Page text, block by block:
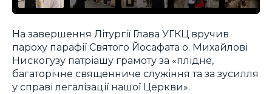
На завершення Літургії Глава УГКЦ вручив
пароху парафії Святого Йосафата о. Михайлові
Нискогузу патріашу грамоту за «плідне,
багаторічне священниче служіння та за зусилля
у справі легалізації нашої Церкви».